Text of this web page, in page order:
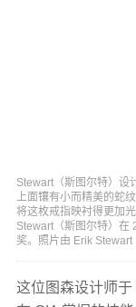
Stewart（斯图尔特）设
上面镶有小而精美的蛇
将这枚戒指映衬得更加
Stewart（斯图尔特）在
奖。照片由 Erik
这位图森设计师